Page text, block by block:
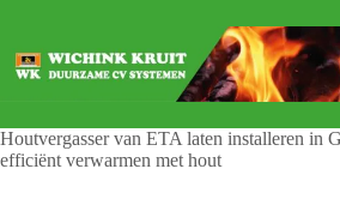
de
inhoud
Houtvergasser van ETA laten installeren in
efficiënt verwarmen met hout